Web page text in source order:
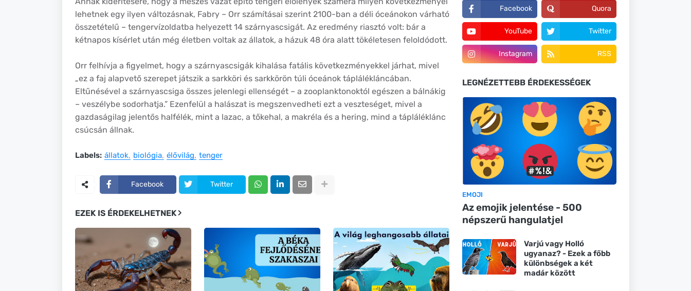
lehetnek egy ilyen változásnak, Fabry – Orr számításai szerint 2100-ban a déli óceánokon várható
összetételű – tengervízoldatba helyezett 14 szárnyascsigát. Az eredmény riasztó volt: bár a
kétnapos kísérlet után még életben voltak az állatok, a házuk 48 óra alatt tökéletesen feloldódott.
Orr felhívja a figyelmet, hogy a szárnyascsigák kihalása fatális következményekkel járhat, mivel
„ez a faj alapvető szerepet játszik a sarkköri és sarkkörön túli óceánok táplálékláncában.
Eltűnésével a szárnyascsiga összes jelenlegi ellenségét – a zooplanktonoktól egészen a bálnákig
– veszélybe sodorhatja.” Ezenfelül a halászat is megszenvedheti ezt a veszteséget, mivel a
gazdaságilag jelentős halfélék, mint a lazac, a tőkehal, a makréla és a hering, mind a tápláléklánc
csúcsán állnak.
Labels: állatok biológia élővilág tenger
Facebook Twitter
EZEK IS ÉRDEKELHETNEK
Facebook Quora
YouTube Twitter
Instagram RSS
LEGNÉZETTEBB ÉRDEKESSÉGEK
EMOJI
Az emojik jelentése - 500
népszerű hangulatjel
Varjú vagy Holló
ugyanaz? - Ezek a főbb
különbségek a két
madár között